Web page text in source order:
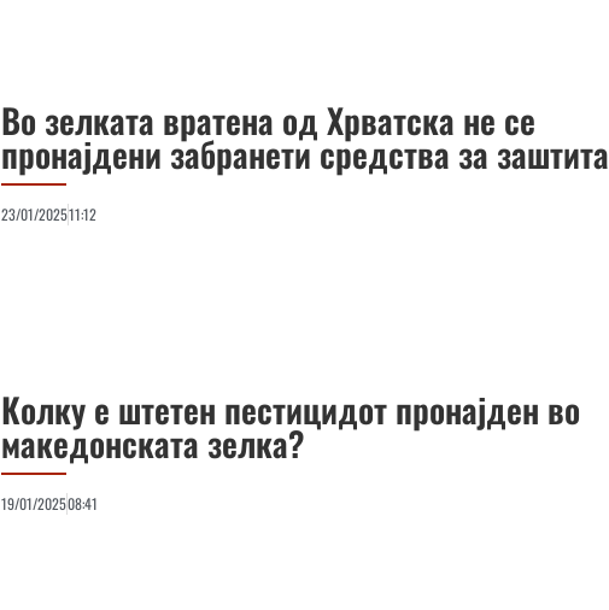
Во зелката вратена од Хрватска не се
пронајдени забранети средства за заштита
23/01/202511:12
Колку е штетен пестицидот пронајден во
македонската зелка?
19/01/202508:41